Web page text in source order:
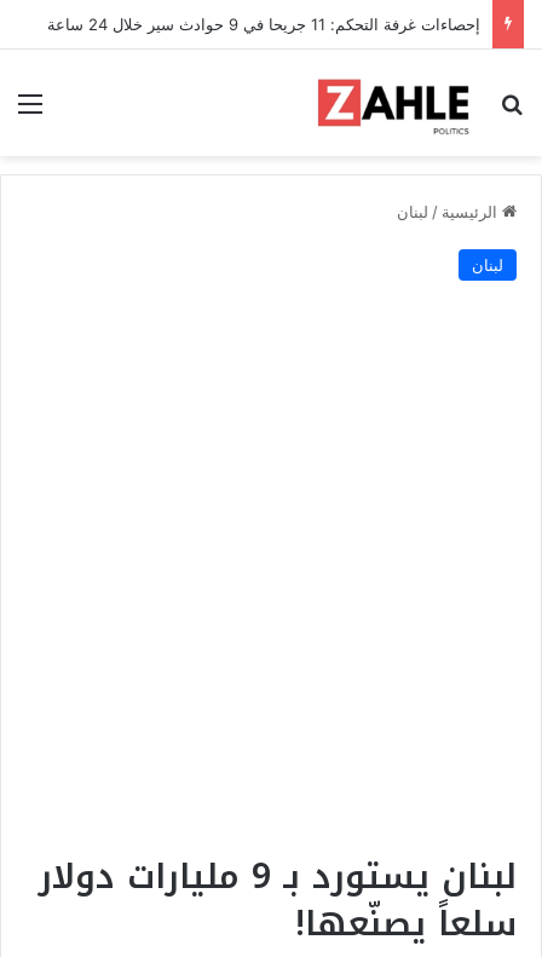
إحصاءات غرفة التحكم: 11 جريحا في 9 حوادث سير خلال 24 ساعة
بحث عن
الرئيسية / لبنان
لبنان
لبنان يستورد بـ 9 مليارات دولار
سلعاً يصنّعها!